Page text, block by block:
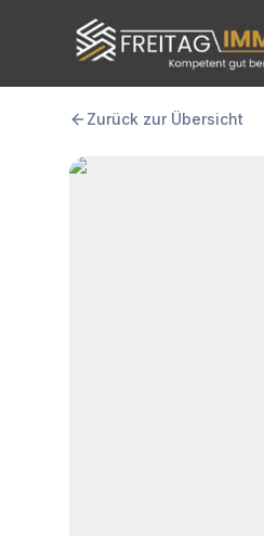
FREITAG IMMO
Zurück zur Übersicht